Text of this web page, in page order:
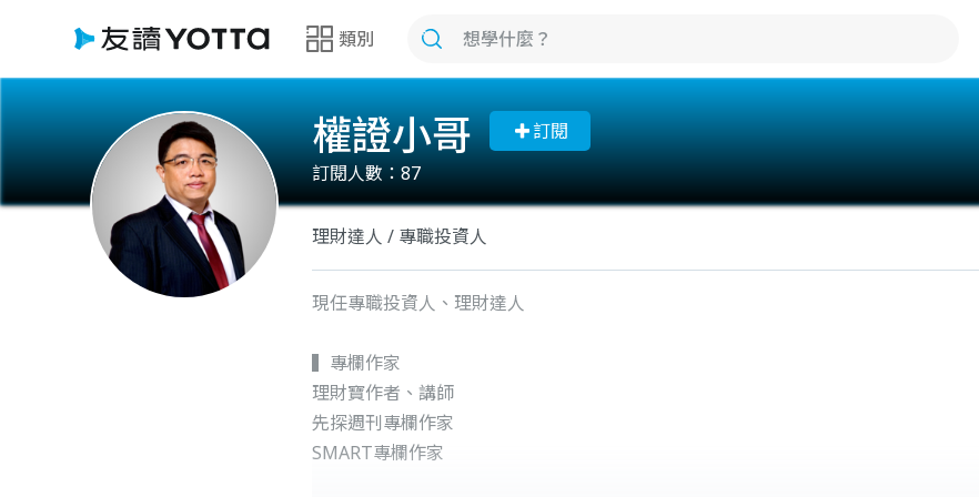
類別
權證小哥
訂閱
訂閱人數：87
理財達人 / 專職投資人
現任專職投資人、理財達人
▍專欄作家
理財寶作者、講師
先探週刊專欄作家
SMART專欄作家